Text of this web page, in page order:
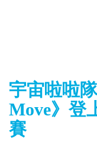
宇宙啦啦
Move》登
賽